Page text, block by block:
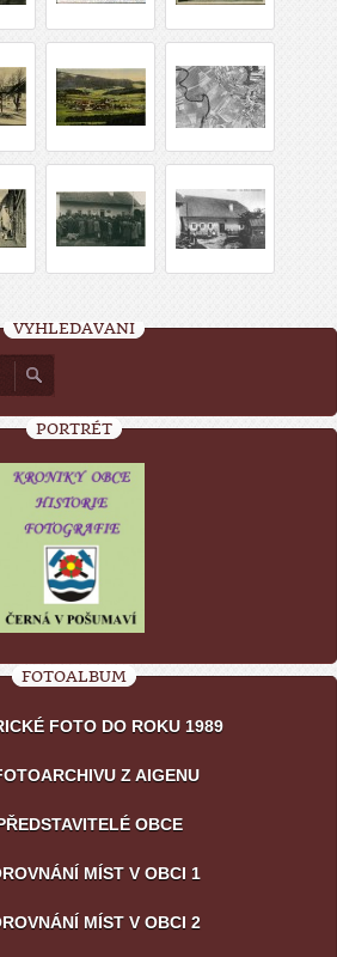
VYHLEDÁVÁNÍ
PORTRÉT
FOTOALBUM
FOTO DO ROKU 1989
Z AIGENU
OBCE
MÍST V OBCI 1
MÍST V OBCI 2